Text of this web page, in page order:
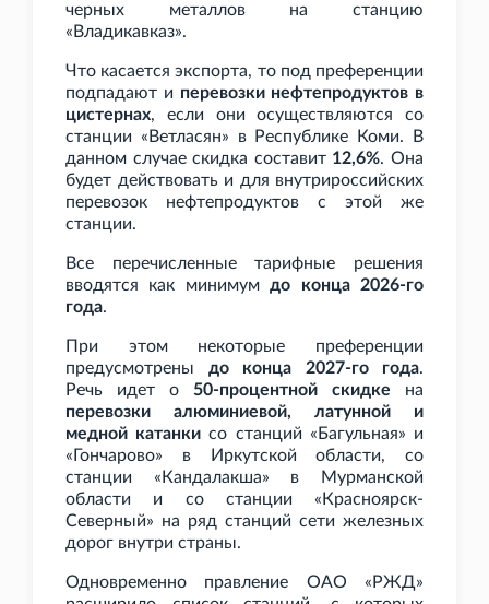
черных металлов на станцию
«Владикавказ».
Что касается экспорта, то под преференции
подпадают и перевозки нефтепродуктов в
цистернах, если они осуществляются со
станции «Ветласян» в Республике Коми. В
данном случае скидка составит 12,6%. Она
будет действовать и для внутрироссийских
перевозок нефтепродуктов с этой же
станции.
Все перечисленные тарифные решения
вводятся как минимумдо конца 2026-го
года.
При этом некоторые преференции
предусмотрены до конца 2027-го года.
Речь идет о 50-процентной скидке на
перевозки алюминиевой, латунной и
медной катанки со станций «Багульная» и
«Гончарово» в Иркутской области, со
станции «Кандалакша» в Мурманской
области и со станции «Красноярск-
Северный» на ряд станций сети железных
дорог внутри страны.
Одновременно правление ОАО
«РЖД»